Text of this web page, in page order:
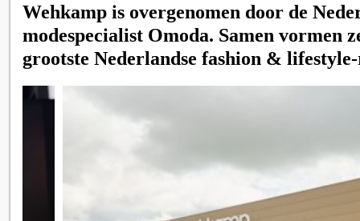
Wehkamp is overgenomen door de
modespecialist Omoda. Samen vormen
grootste Nederlandse fashion &